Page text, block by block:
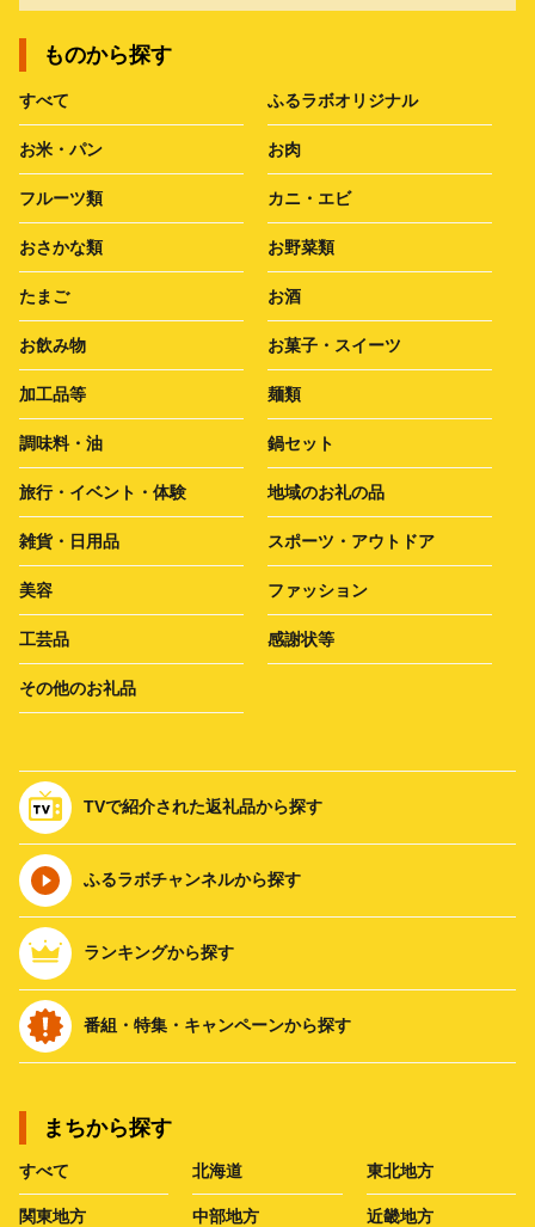
ものから探す
すべて ふるラボオリジナル
お米・パン お肉
フルーツ類 カニ・エビ
おさかな類 お野菜類
たまご お酒
お飲み物 お菓子・スイーツ
加工品等 麺類
調味料・油 鍋セット
旅行・イベント・体験 地域のお礼の品
雑貨・日用品 スポーツ・アウトドア
美容 ファッション
工芸品 感謝状等
その他のお礼品
TVで紹介された返礼品から探す
ふるラボチャンネルから探す
ランキングから探す
番組・特集・キャンペーンから探す
まちから探す
すべて 北海道 東北地方
関東地方 中部地方 近畿地方